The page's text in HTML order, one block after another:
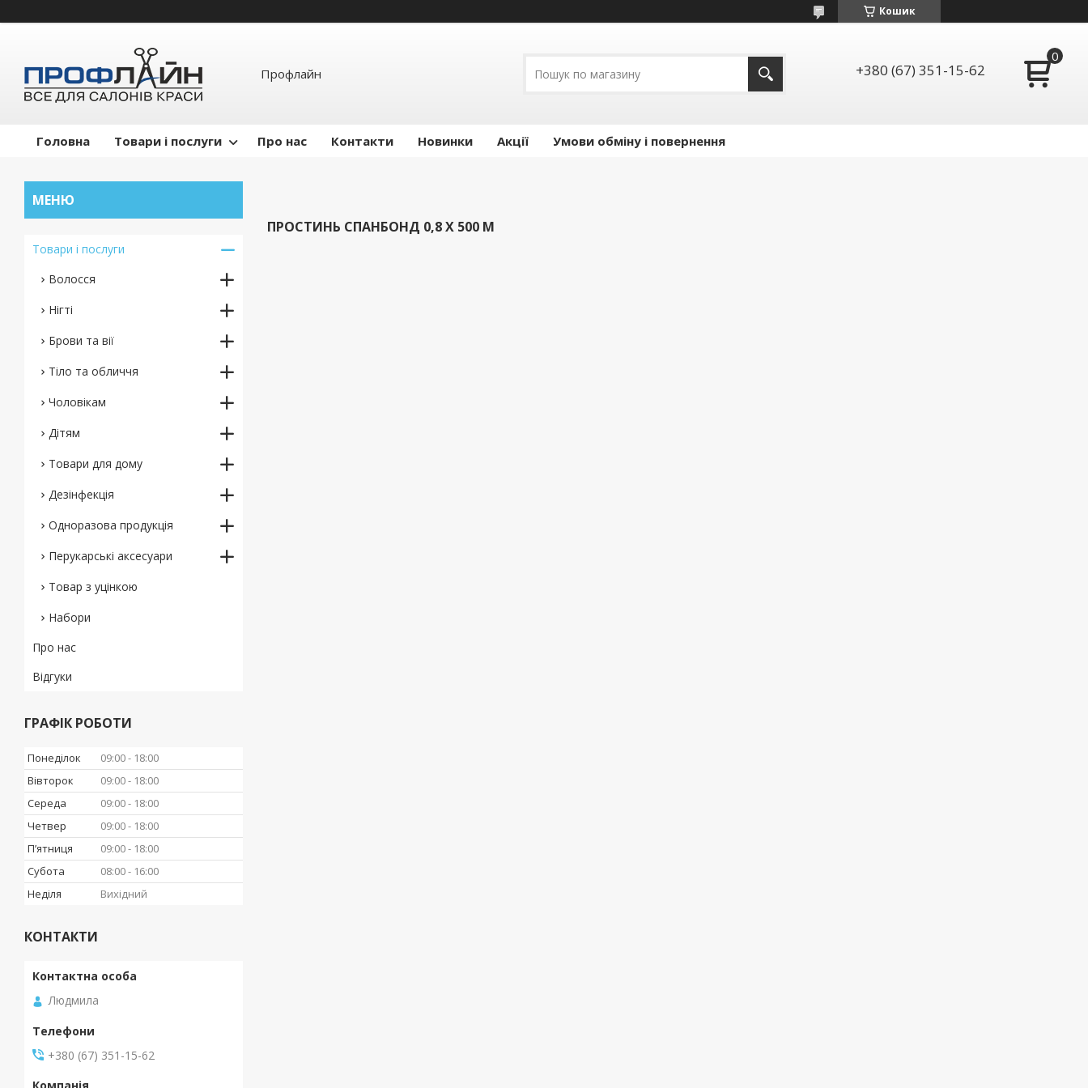
Кошик
Профлайн +380 (67) 351-15-62
Головна Товари і послуги Про нас Контакти Новинки Акції Умови обміну і повернення
ПРОСТИНЬ СПАНБОНД 0,8 Х 500 М
Товари і послуги
Волосся
Нігті
Брови та вії
Тіло та обличчя
Чоловікам
Дітям
Товари для дому
Дезінфекція
Одноразова продукція
Перукарські аксесуари
Товар з уцінкою
Набори
Про нас
Відгуки
ГРАФІК РОБОТИ
Понеділок 09:00
18:00
Вівторок
09:00
18:00
Середа
09:00
18:00
Четвер
09:00
18:00
Пʼятниця
09:00
18:00
Субота
08:00
16:00
Неділя
Вихідний
КОНТАКТИ
Людмила
+380 (67) 351-15-62